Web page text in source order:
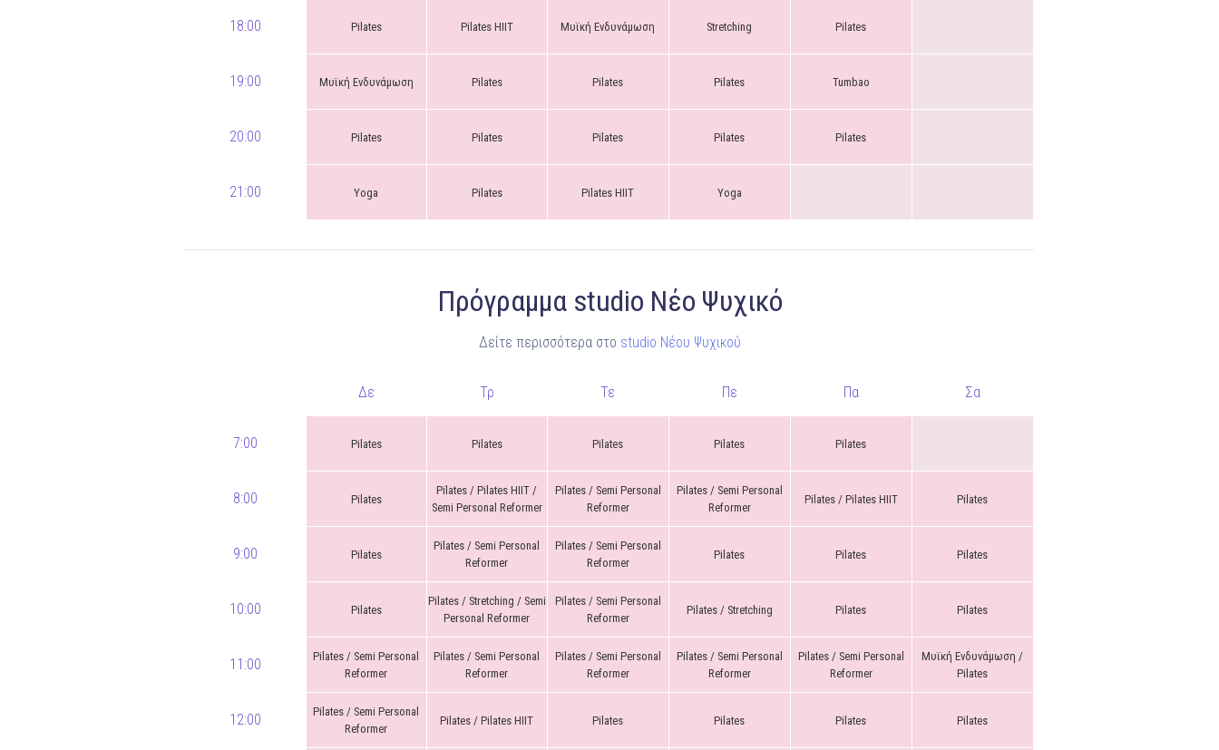
18:00 Pilates Pilates HIIT Μυϊκή Ενδυνάμωση Stretching Pilates
19:00 Μυϊκή Ενδυνάμωση Pilates Pilates Pilates Tumbao
20:00 Pilates Pilates Pilates Pilates Pilates
21:00 Yoga Pilates Pilates HIIT Yoga
Πρόγραμμα studio Νέο Ψυχικό
Δείτε περισσότερα στο studio Νέου Ψυχικού
Δε Τρ Τε Πε Πα Σα
7:00 Pilates Pilates Pilates Pilates Pilates
8:00 Pilates
Pilates / Pilates HIIT /
Semi Personal Reformer
Pilates / Semi Personal
Reformer
Pilates / Semi Personal
Reformer
Pilates / Pilates HIIT Pilates
9:00 Pilates
Pilates / Semi Personal
Reformer
Pilates / Semi Personal
Reformer
Pilates Pilates Pilates
10:00 Pilates
Pilates / Stretching / Semi
Personal Reformer
Pilates / Semi Personal
Reformer
Pilates / Stretching Pilates Pilates
11:00
Pilates / Semi Personal
Reformer
Pilates / Semi Personal
Reformer
Pilates / Semi Personal
Reformer
Pilates / Semi Personal
Reformer
Pilates / Semi Personal
Reformer
Μυϊκή Ενδυνάμωση /
Pilates
12:00
Pilates / Semi Personal
Reformer
Pilates / Pilates HIIT Pilates Pilates Pilates Pilates